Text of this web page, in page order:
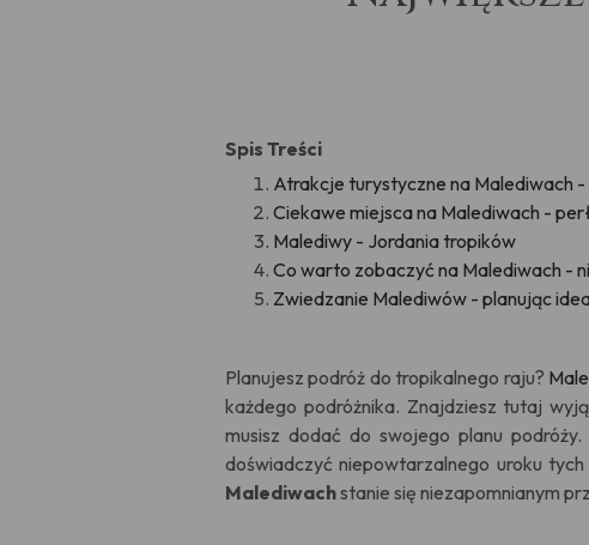
Spis Treści
Atrakcje turystyczne na Malediwach
Ciekawe miejsca na Malediwach -
Malediwy - Jordania tropików
Co warto zobaczyć na Malediwach -
Zwiedzanie Malediwów - planując
Planujesz podróż do tropikalnego raju?
każdego podróżnika. Znajdziesz tutaj
musisz dodać do swojego planu
doświadczyć niepowtarzalnego uroku
Malediwachstanie się niezapomnianym